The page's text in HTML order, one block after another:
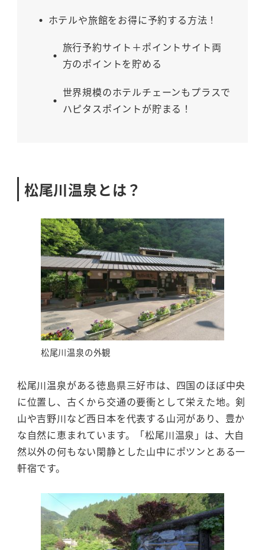
ホテルや旅館をお得に予約する方法！
旅行予約サイト＋ポイントサイト両
方のポイントを貯める
世界規模のホテルチェーンもプラスで
ハピタスポイントが貯まる！
松尾川温泉とは？
松尾川温泉の外観
松尾川温泉がある徳島県三好市は、四国のほぼ中央
に位置し、古くから交通の要衝として栄えた地。剣
山や吉野川など西日本を代表する山河があり、豊か
な自然に恵まれています。「松尾川温泉」は、大自
然以外の何もない閑静とした山中にポツンとある一
軒宿です。